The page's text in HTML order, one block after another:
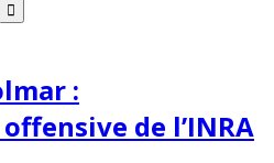
:
de l’INRA